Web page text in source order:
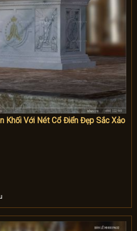
Khối Với Nét Cổ Điển Đẹp Sắc Xảo